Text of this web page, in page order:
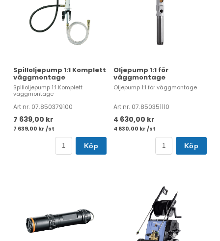
Spilloljepump 1:1 Komplett
väggmontage
Spilloljepump 1:1 Komplett
väggmontage
Art nr. 07.850379100
7 639,00 kr
7 639,00 kr /st
Köp
Oljepump 1:1 för
väggmontage
Oljepump 1:1 för väggmontage
Art nr. 07.850351110
4 630,00 kr
4 630,00 kr /st
Köp